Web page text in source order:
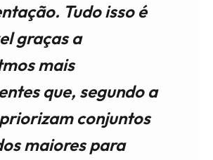
Tudo isso é
graças a
mais
que, segundo a
conjuntos
maiores para